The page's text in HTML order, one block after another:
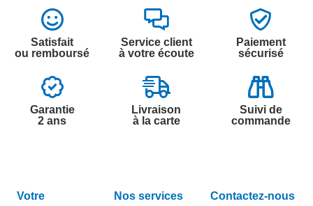
Satisfait
ou remboursé
Service client
à votre écoute
Paiement
sécurisé
Garantie
2 ans
Livraison
à la carte
Suivi de
commande
Votre
Nos services Contactez-nous